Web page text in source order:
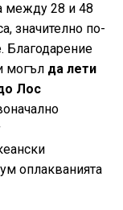
между 28 и 48
значително по-
Благодарение
могъл да лети
Лос
оплакванията